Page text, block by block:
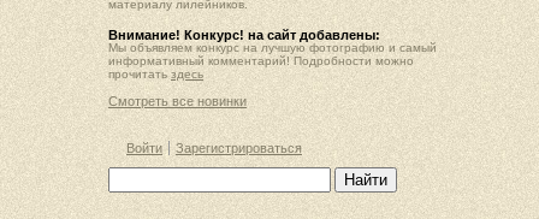
материалу лилейников.
Внимание! Конкурс! на сайт добавлены:
Мы объявляем конкурс на лучшую фотографию и самый
информативный комментарий! Подробности можно
прочитать здесь
Смотреть все новинки
Войти Зарегистрироваться